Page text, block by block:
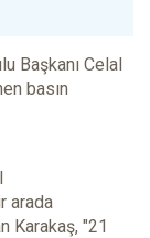
Başkanı Celal
basın
arada
Karakaş, "21